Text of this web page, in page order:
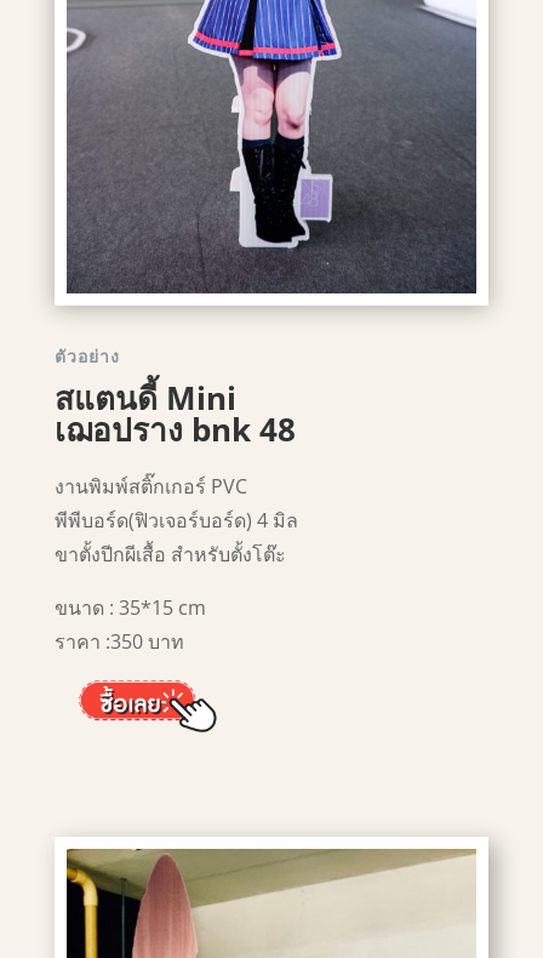
ตัวอย่าง
สแตนดี้ Mini
เฌอปราง bnk 48
งานพิมพ์สติ๊กเกอร์ PVC
พีพีบอร์ด(ฟิวเจอร์บอร์ด) 4 มิล
ขาตั้งปีกผีเสื้อ สำหรับตั้งโต๊ะ
ขนาด : 35*15 cm
ราคา :350 บาท